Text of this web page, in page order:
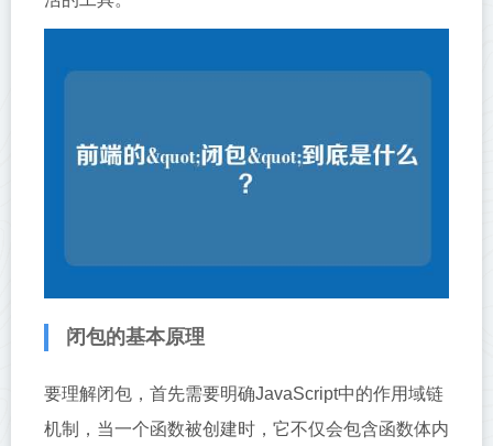
闭包的基本原理
要理解闭包，首先需要明确JavaScript中的作用域链
机制，当一个函数被创建时，它不仅会包含函数体内